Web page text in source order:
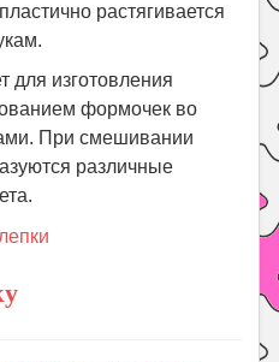
растягивается
для изготовления
формочек во
При смешивании
различные